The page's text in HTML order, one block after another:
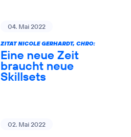
04. Mai 2022
ZITAT NICOLE GERHARDT, CHRO:
Eine neue Zeit
braucht neue
Skillsets
02. Mai 2022